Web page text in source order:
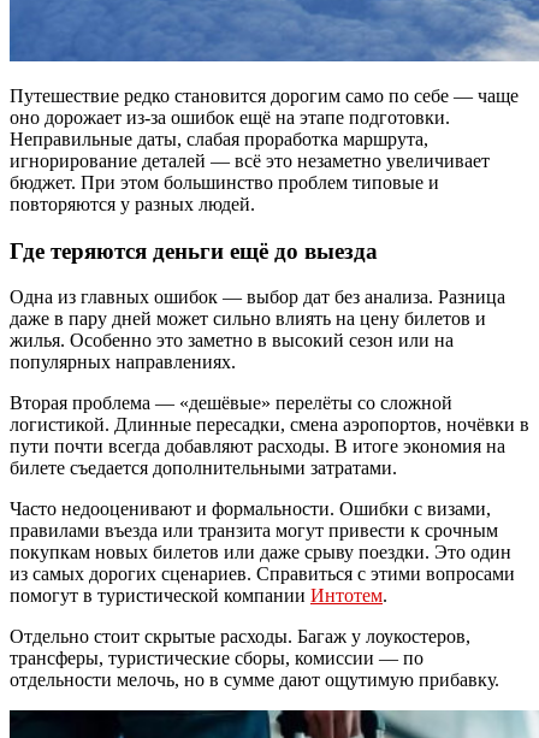
Путешествие редко становится дорогим само по себе — чаще
оно дорожает из-за ошибок ещё на этапе подготовки.
Неправильные даты, слабая проработка маршрута,
игнорирование деталей — всё это незаметно увеличивает
бюджет. При этом большинство проблем типовые и
повторяются у разных людей.
Где теряются деньги ещё до выезда
Одна из главных ошибок — выбор дат без анализа. Разница
даже в пару дней может сильно влиять на цену билетов и
жилья. Особенно это заметно в высокий сезон или на
популярных направлениях.
Вторая проблема — «дешёвые» перелёты со сложной
логистикой. Длинные пересадки, смена аэропортов, ночёвки в
пути почти всегда добавляют расходы. В итоге экономия на
билете съедается дополнительными затратами.
Часто недооценивают и формальности. Ошибки с визами,
правилами въезда или транзита могут привести к срочным
покупкам новых билетов или даже срыву поездки. Это один
из самых дорогих сценариев. Справиться с этими вопросами
помогут в туристической компании Интотем.
Отдельно стоит скрытые расходы. Багаж у лоукостеров,
трансферы, туристические сборы, комиссии — по
отдельности мелочь, но в сумме дают ощутимую прибавку.